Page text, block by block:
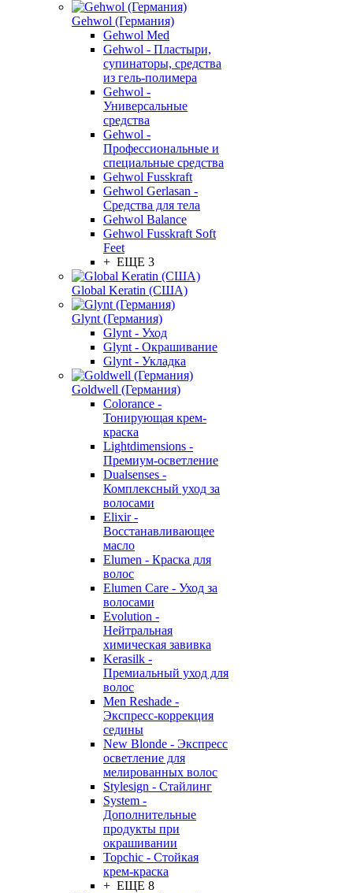
Gehwol (Германия)
Gehwol Med
Gehwol - Пластыри,
супинаторы, средства
из гель-полимера
Gehwol -
Универсальные
средства
Gehwol -
Профессиональные и
специальные средства
Gehwol Fusskraft
Gehwol Gerlasan -
Средства для тела
Gehwol Balance
Gehwol Fusskraft Soft
Feet
+ ЕЩЕ 3
Global Keratin (США)
Glynt (Германия)
Glynt - Уход
Glynt - Окрашивание
Glynt - Укладка
Goldwell (Германия)
Colorance -
Тонирующая крем-
краска
Lightdimensions -
Премиум-осветление
Dualsenses -
Комплексный уход за
волосами
Elixir -
Восстанавливающее
масло
Elumen - Краска для
волос
Elumen Care - Уход за
волосами
Evolution -
Нейтральная
химическая завивка
Kerasilk -
Премиальный уход для
волос
Men Reshade -
Экспресс-коррекция
седины
New Blonde - Экспресс
осветление для
мелированных волос
Stylesign - Стайлинг
System -
Дополнительные
продукты при
окрашивании
Topchic - Стойкая
крем-краска
+ ЕЩЕ 8